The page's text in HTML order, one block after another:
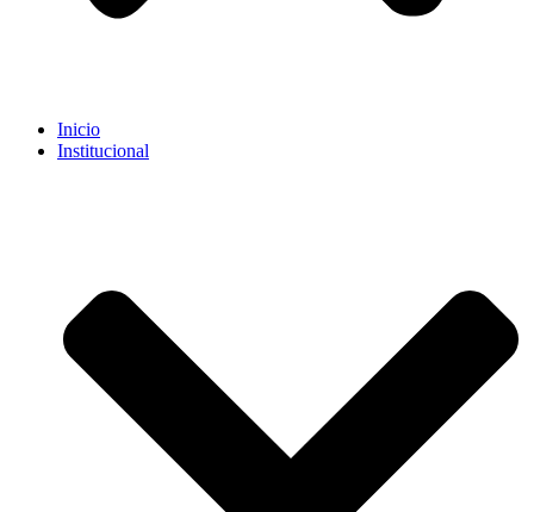
Inicio
Institucional